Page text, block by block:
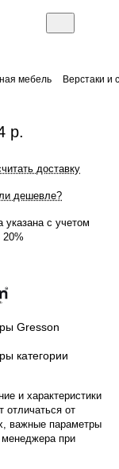
мебель Верстаки и
р.
доставку
дешевле?
указана с учетом
Gresson
категории
и характеристики
отличаться от
важные параметры
менеджера при